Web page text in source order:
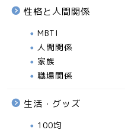
性格と人間関係
MBTI
人間関係
家族
職場関係
生活・グッズ
100均